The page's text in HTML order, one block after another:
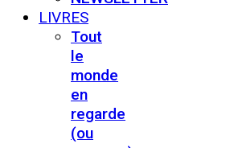
LIVRES
Tout
le
monde
en
regarde
(ou